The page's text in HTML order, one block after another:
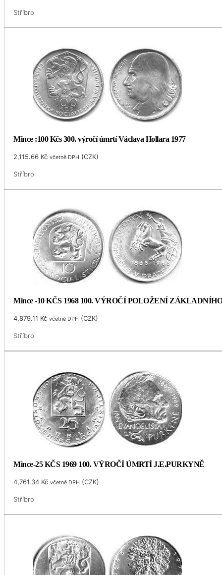
Stříbro
Mince :100 Kčs 300. výročí úmrtí Václava Hollara 1977
2,115.66 Kč včetně DPH (CZK)
Stříbro
Mince -10 KČS 1968 100. VÝROČÍ POLOŽENÍ
4,879.11 Kč včetně DPH (CZK)
Stříbro
Mince-25 KČS 1969 100. VÝROČÍ ÚMRTÍ J.E.PURKYNĚ
4,761.34 Kč včetně DPH (CZK)
Stříbro